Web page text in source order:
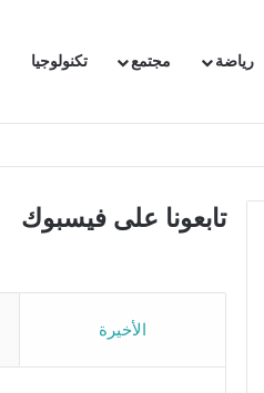
رياضة مجتمع تكنولوجيا
تابعونا على فيسبوك
الأخيرة